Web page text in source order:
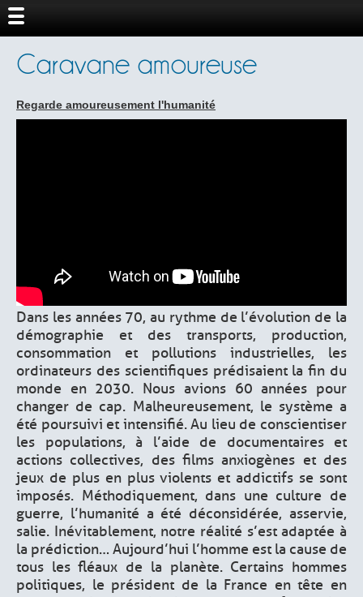
Caravane amoureuse
Regarde amoureusement l'humanité
Dans les années 70, au rythme de l’évolution de la
démographie et des transports, production,
consommation et pollutions industrielles, les
ordinateurs des scientifiques prédisaient la fin du
monde en 2030. Nous avions 60 années pour
changer de cap. Malheureusement, le système a
été poursuivi et intensifié. Au lieu de conscientiser
les populations, à l’aide de documentaires et
actions collectives, des films anxiogènes et des
jeux de plus en plus violents et addictifs se sont
imposés. Méthodiquement, dans une culture de
guerre, l’humanité a été déconsidérée, asservie,
salie. Inévitablement, notre réalité s’est adaptée à
la prédiction… Aujourd’hui l’homme est la cause de
tous les fléaux de la planète. Certains hommes
politiques, le président de la France en tête en